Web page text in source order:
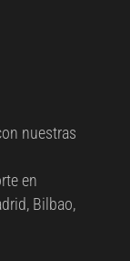
nuestras
en
Bilbao,